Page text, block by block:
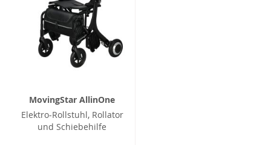
MovingStar AllinOne
Elektro-Rollstuhl, Rollator
und Schiebehilfe